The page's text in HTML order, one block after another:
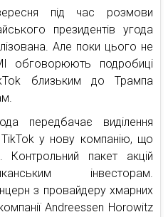
під час розмови
президентів угода
Але поки цього не
обговорюють подробиці
близьким до Трампа
передбачає виділення
TikTok у нову компанію, що
пакет акцій
інвесторам.
з провайдеру хмарних
Andreessen Horowitz